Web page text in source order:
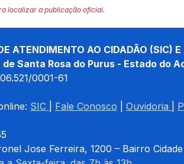
localizar a publicação oficial.
ATENDIMENTO AO CIDADÃO (SIC) E
Santa Rosa do Purus - Estado do
0001-61
SIC Fale Conosco Ouvidoria
Jose Ferreira, 1200 – Bairro